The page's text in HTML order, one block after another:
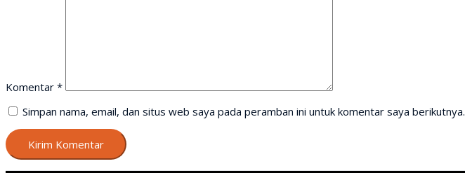
Komentar *
Simpan nama, email, dan situs web saya pada peramban ini untuk komentar saya berikutnya.